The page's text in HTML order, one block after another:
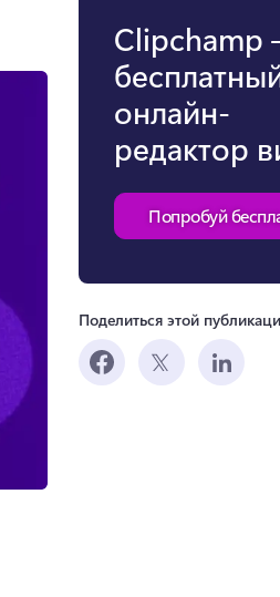
онлайн-
редактор
Попробуй
Поделиться этой